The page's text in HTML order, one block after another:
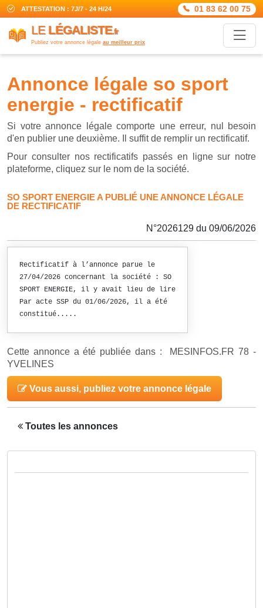
ATTESTATION : 7J/7 - 24 H/24 01 83 62 00 75
LE LÉGALISTE.fr
Publiez votre annonce légale au meilleur prix
annonce légale so sport
energie - rectificatif
Si votre annonce légale comporte une erreur, nul besoin
d'en publier une deuxième. Il suffit de remplir un rectificatif.
Pour consulter nos rectificatifs passés en ligne sur notre
plateforme, cliquez sur le nom de la société.
SO SPORT ENERGIE A PUBLIÉ UNE ANNONCE LÉGALE
DE RECTIFICATIF
N°2026129 du 09/06/2026
Rectificatif à l’annonce parue le
27/04/2026 concernant la société : SO
SPORT ENERGIE, il y avait lieu de lire
Par acte SSP du 01/06/2026, il a été
constitué.....
Cette annonce a été publiée dans : MESINFOS.FR 78 -
YVELINES
Vous aussi, publiez votre annonce légale
Toutes les annonces